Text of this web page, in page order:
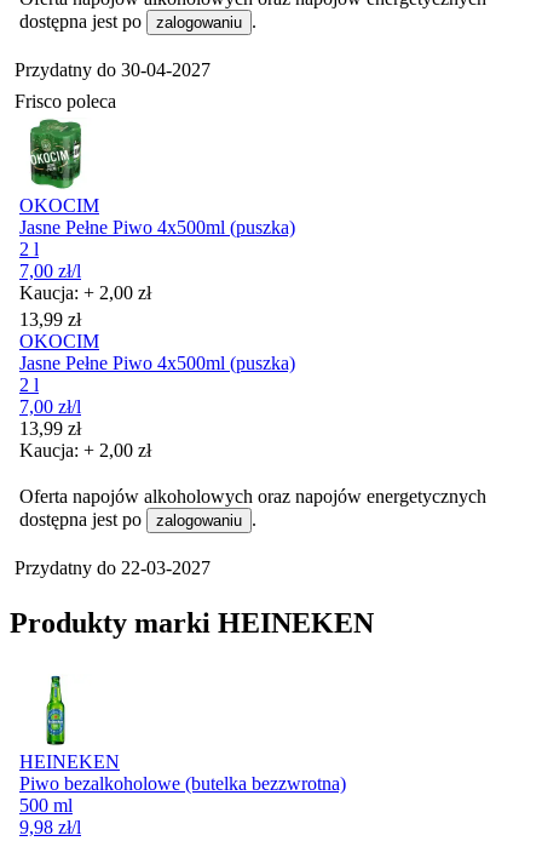
dostępna jest po
zalogowaniu .
Przydatny do 30-04-2027
Frisco poleca
OKOCIM
Jasne Pełne Piwo 4x500ml (puszka)
2 l
7,00 zł/l
Kaucja: + 2,00 zł
Cena
13,99 zł
OKOCIM
Jasne Pełne Piwo 4x500ml (puszka)
2 l
7,00 zł/l
Cena
13,99 zł
Kaucja: + 2,00 zł
Oferta napojów alkoholowych oraz napojów energetycznych
dostępna jest po
zalogowaniu .
Przydatny do 22-03-2027
Produkty marki HEINEKEN
HEINEKEN
Piwo bezalkoholowe (butelka bezzwrotna)
500 ml
9,98 zł/l